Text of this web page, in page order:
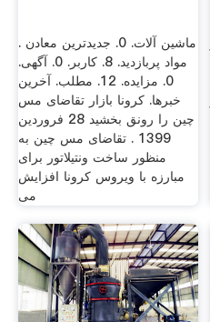
ماشین آلات. 0. جدیدترین معادن .
مواد پربازدید. 8. کاربر. 0. آگهی.
0. مزایده. 12. مطلب. آخرین
خبرها. کرونا بازار تقاضای مس
چین را رونق بخشید 28 فروردين
1399 . تقاضای مس چین به
منظور ساخت ونتیلاتور برای
مبارزه با ویروس کرونا افزایش
می